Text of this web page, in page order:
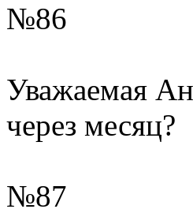
№86
Уважаемая
через месяц?
№87